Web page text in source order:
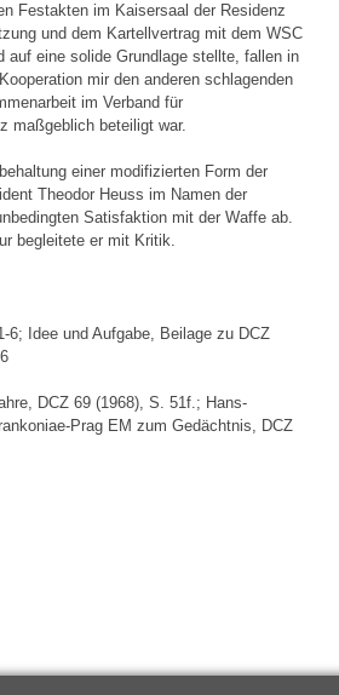
Festakten im Kaisersaal der Residenz
und dem Kartellvertrag mit dem WSC
auf eine solide Grundlage stellte, fallen in
mir den anderen schlagenden
im Verband für
maßgeblich beteiligt war.
einer modifizierten Form der
Theodor Heuss im Namen der
Satisfaktion mit der Waffe ab.
begleitete er mit Kritik.
6; Idee und Aufgabe, Beilage zu DCZ
DCZ 69 (1968), S. 51f.; Hans-
Prag EM zum Gedächtnis, DCZ